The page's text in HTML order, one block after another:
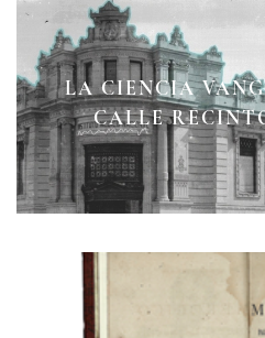
LA CIENCIA
CALLE
MICROCOSMOS
ESPAÑA: VER
CAMBIÓ LA
LAS PRIMERAS,